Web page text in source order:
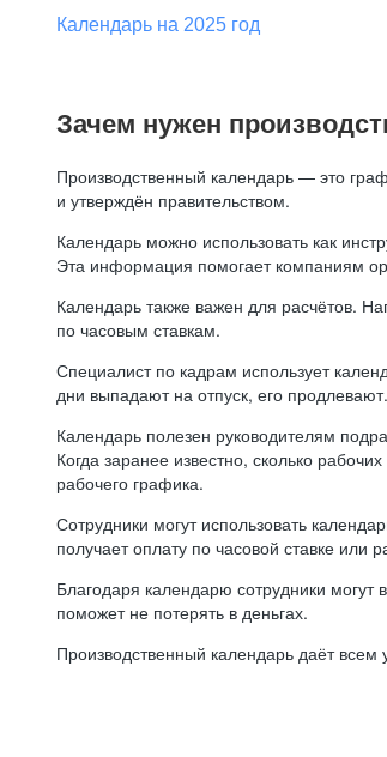
Календарь на 2025 год
Зачем нужен
Производственный календарь — это
и утверждён правительством.
Календарь можно использовать как
Эта информация помогает компаниям
Календарь также важен для расчётов.
по часовым ставкам.
Специалист по кадрам использует
дни выпадают на отпуск, его продлевают.
Календарь полезен руководителям
Когда заранее известно, сколько
рабочего графика.
Сотрудники могут использовать
получает оплату по часовой ставке или
Благодаря календарю сотрудники
поможет не потерять в деньгах.
Производственный календарь даёт